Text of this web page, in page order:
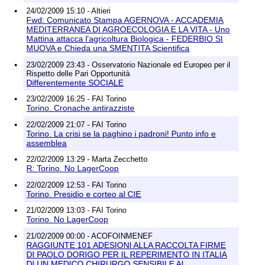
24/02/2009 15:10 - Altieri
Fwd: Comunicato Stampa AGERNOVA - ACCADEMIA
MEDITERRANEA DI AGROECOLOGIA E LA VITA - Uno
Mattina attacca l'agricoltura Biologica - FEDERBIO SI
MUOVA e Chieda una SMENTITA Scientifica
23/02/2009 23:43 - Osservatorio Nazionale ed Europeo per il
Rispetto delle Pari Opportunità
Differentemente SOCIALE
23/02/2009 16:25 - FAI Torino
Torino. Cronache antirazziste
22/02/2009 21:07 - FAI Torino
Torino. La crisi se la paghino i padroni! Punto info e
assemblea
22/02/2009 13:29 - Marta Zecchetto
R: Torino. No LagerCoop
22/02/2009 12:53 - FAI Torino
Torino. Presidio e corteo al CIE
21/02/2009 13:03 - FAI Torino
Torino. No LagerCoop
21/02/2009 00:00 - ACOFOINMENEF
RAGGIUNTE 101 ADESIONI ALLA RACCOLTA FIRME
DI PAOLO DORIGO PER IL REPERIMENTO IN ITALIA